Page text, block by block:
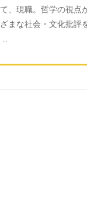
、現職。哲学の視点
まな社会・文化批